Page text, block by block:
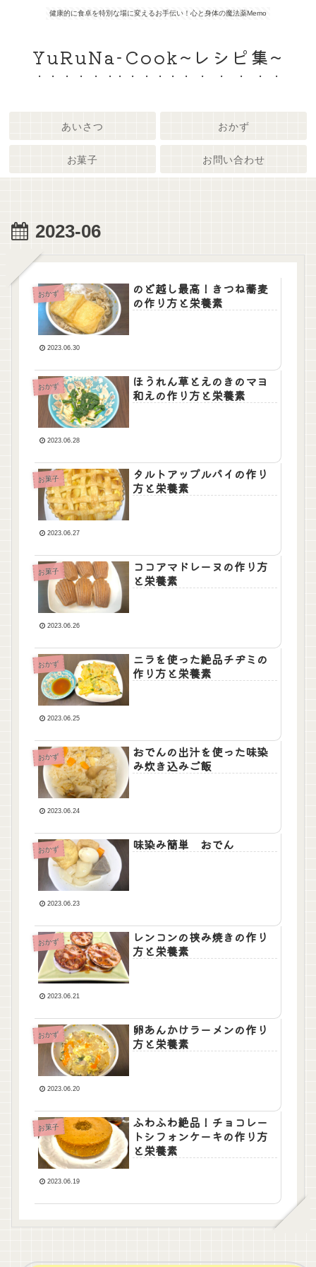
健康的に食卓を特別な場に変えるお手伝い！心と身体の魔法薬Memo
YuRuNa-Cook~レシピ集~
あいさつ おかず
お菓子 お問い合わせ
2023-06
おかず
のど越し最高！きつね蕎麦
の作り方と栄養素
2023.06.30
おかず
ほうれん草とえのきのマヨ
和えの作り方と栄養素
2023.06.28
お菓子
タルトアップルパイの作り
方と栄養素
2023.06.27
お菓子
ココアマドレーヌの作り方
と栄養素
2023.06.26
おかず
ニラを使った絶品チヂミの
作り方と栄養素
2023.06.25
おかず
おでんの出汁を使った味染
み炊き込みご飯
2023.06.24
おかず 味染み簡単 おでん
2023.06.23
おかず
レンコンの挟み焼きの作り
方と栄養素
2023.06.21
おかず
卵あんかけラーメンの作り
方と栄養素
2023.06.20
お菓子
ふわふわ絶品！チョコレー
トシフォンケーキの作り方
と栄養素
2023.06.19